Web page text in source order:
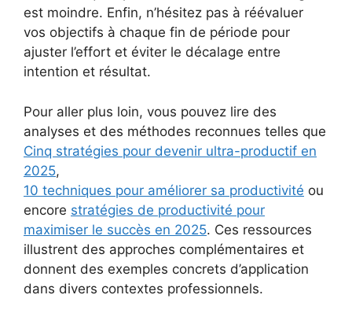
est moindre. Enfin, n’hésitez pas à réévaluer
vos objectifs à chaque fin de période pour
ajuster l’effort et éviter le décalage entre
intention et résultat.
Pour aller plus loin, vous pouvez lire des
analyses et des méthodes reconnues telles que
Cinq stratégies pour devenir ultra-productif en
2025,
10 techniques pour améliorer sa productivité ou
encore stratégies de productivité pour
maximiser le succès en 2025. Ces ressources
illustrent des approches complémentaires et
donnent des exemples concrets d’application
dans divers contextes professionnels.